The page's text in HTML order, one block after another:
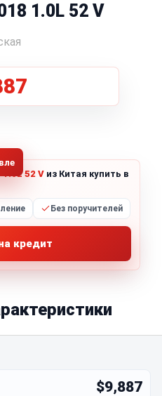
1.0L 52 V
52 V из Китая купить в
Без поручителей
кредит
$9,887